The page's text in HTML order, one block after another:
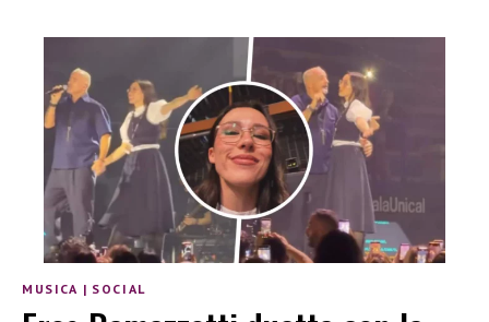
MUSICA | SOCIAL